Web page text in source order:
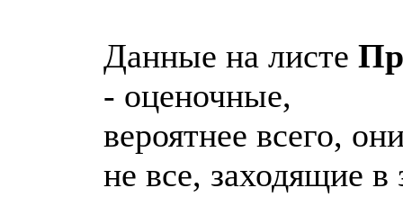
Данные на листе
- оценочные,
вероятнее всего,
не все, заходящие в